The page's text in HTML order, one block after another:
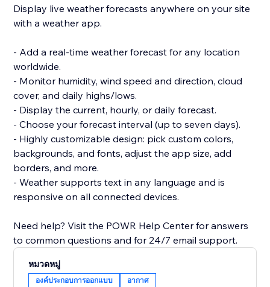
Display live weather forecasts anywhere on your site
with a weather app.
- Add a real-time weather forecast for any location
worldwide.
- Monitor humidity, wind speed and direction, cloud
cover, and daily highs/lows.
- Display the current, hourly, or daily forecast.
- Choose your forecast interval (up to seven days).
- Highly customizable design: pick custom colors,
backgrounds, and fonts, adjust the app size, add
borders, and more.
- Weather supports text in any language and is
responsive on all connected devices.
Need help? Visit the POWR Help Center for answers
to common questions and for 24/7 email support.
หมวดหมู่
องค์ประกอบการออกแบบ อากาศ